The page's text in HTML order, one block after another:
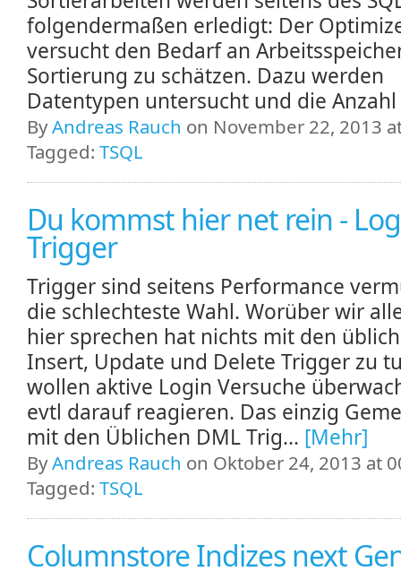
folgendermaßen erledigt: Der
versucht den Bedarf an
Sortierung zu schätzen. Dazu werden
Datentypen untersucht und die
ByAndreas Rauch on November 22, 2013
Tagged: TSQL
Du kommst hier net rein -
Trigger
Trigger sind seitens Performance
die schlechteste Wahl. Worüber wir
hier sprechen hat nichts mit den
Insert, Update und Delete Trigger zu
wollen aktive Login Versuche
evtl darauf reagieren. Das einzig
mit den Üblichen DML Trig... [Mehr]
ByAndreas Rauch on Oktober 24, 2013 at
Tagged: TSQL
Columnstore Indizes next